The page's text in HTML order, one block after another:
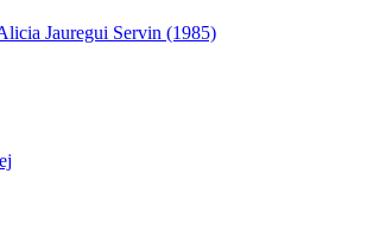
Jauregui Servin (1985)